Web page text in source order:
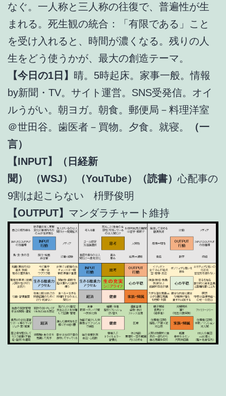
なぐ。一人称と三人称の往復で、普遍性が生
まれる。死生観の統合：「有限である」こと
を受け入れると、時間が濃くなる。残りの人
生をどう使うかが、最大の創造テーマ。
【今日の1日】 晴。5時起床。家事一般。情報
by新聞・TV。サイト運営。SNS受発信。オイ
ルうがい。朝ヨガ。朝食。郵便局－料理洋室
＠世田谷。歯医者－買物。夕食。就寝。
（一
言）
【INPUT】（日経新
聞）
（WSJ） （YouTube）（読書）心配事の
9割は起こらない 枡野俊明
【OUTPUT】 マンダラチャート維持